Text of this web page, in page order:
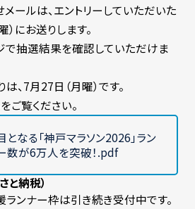
ールは、エントリーしていただいた
にお送りします。
抽選結果を確認していただけま
7月27日（月曜）です。
ご覧ください。
なる「神戸マラソン2026」ラン
数が6万人を突破！.pdf
と納税）
ランナー枠は引き続き受付中です。